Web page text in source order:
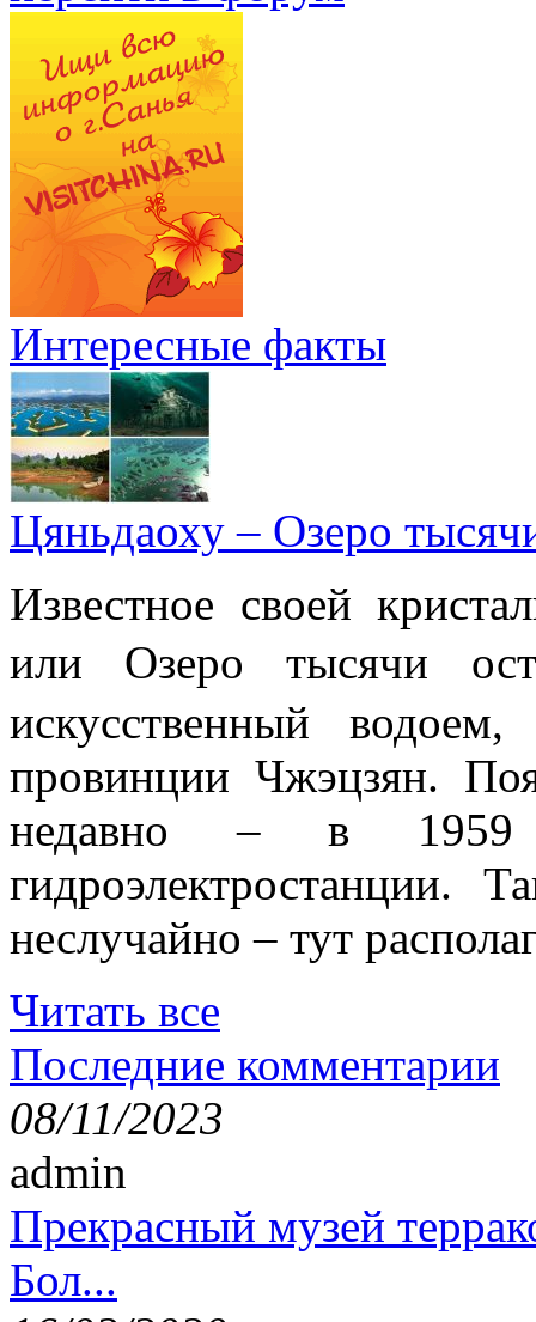
Интересные факты
Цяньдаоху – Озеро
Известное своей
или Озеро тысячи
искусственный
провинции Чжэцзян.
недавно – в 1959
гидроэлектростанции.
неслучайно – тут
Читать все
Последние комментарии
08/11/2023
admin
Прекрасный музей
Бол...